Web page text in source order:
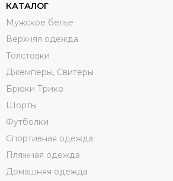
КАТАЛОГ
Мужское белье
Верхняя одежда
Толстовки
Джемперы, Свитеры
Брюки Трико
Шорты
Футболки
Спортивная одежда
Пляжная одежда
Домашняя одежда